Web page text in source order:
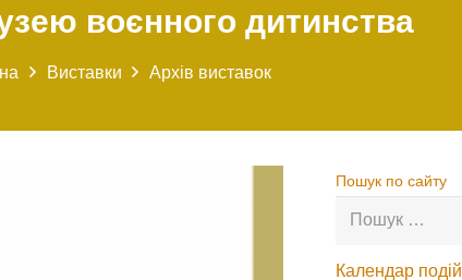
воєнного дитинства
Виставки Архів виставок
Пошук по сайту
Пошук:
Календар подій